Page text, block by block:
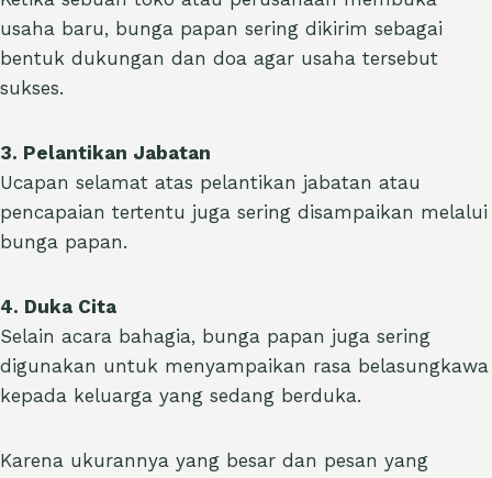
usaha baru, bunga papan sering dikirim sebagai
bentuk dukungan dan doa agar usaha tersebut
sukses.
3. Pelantikan Jabatan
Ucapan selamat atas pelantikan jabatan atau
pencapaian tertentu juga sering disampaikan melalui
bunga papan.
4. Duka Cita
Selain acara bahagia, bunga papan juga sering
digunakan untuk menyampaikan rasa belasungkawa
kepada keluarga yang sedang berduka.
Karena ukurannya yang besar dan pesan yang